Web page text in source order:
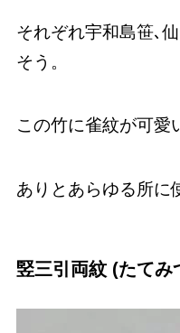
それぞれ宇和島笹､
そう。
この竹に雀紋が可愛
ありとあらゆる所に
竪三引両紋 (たてみ